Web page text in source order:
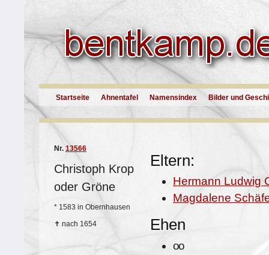
Startseite Ahnentafel Namensindex Bilder und
Nr. 13566
Christoph Krop
oder Gröne
* 1583 in Obernhausen
✝ nach 1654
Eltern:
Hermann Ludwig
Magdalene
Ehen
oo